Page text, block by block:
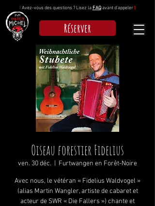
! Avez-vous des questions ? Lisez la FAQavant d'appeler !
Réserver
Oiseau forestier Fidelius
ven. 30 déc. Furtwangen en Forêt-Noire
Avec nous, le vétéran « Fidelius Waldvogel »
(alias Martin Wangler, artiste de cabaret et
acteur de SWR « Die Fallers ») chante et